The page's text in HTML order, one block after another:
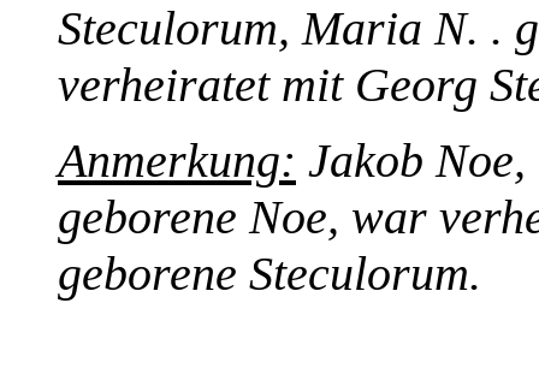
Steculorum, Maria N. .
verheiratet mit Georg
Anmerkung: Jakob
geborene Noe, war
geborene Steculorum.